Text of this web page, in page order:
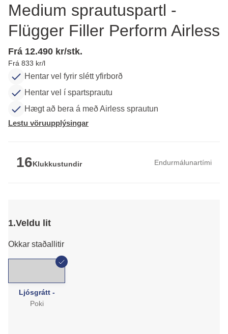
Medium sprautuspartl -
Flügger Filler Perform Airless
Frá 12.490 kr/stk.
Frá 833 kr/l
Hentar vel fyrir slétt yfirborð
Hentar vel í spartsprautu
Hægt að bera á með Airless sprautun
Lestu vöruupplýsingar
16Klukkustundir Endurmálunartími
1.Veldu lit
Okkar staðallitir
Ljósgrátt -
Poki